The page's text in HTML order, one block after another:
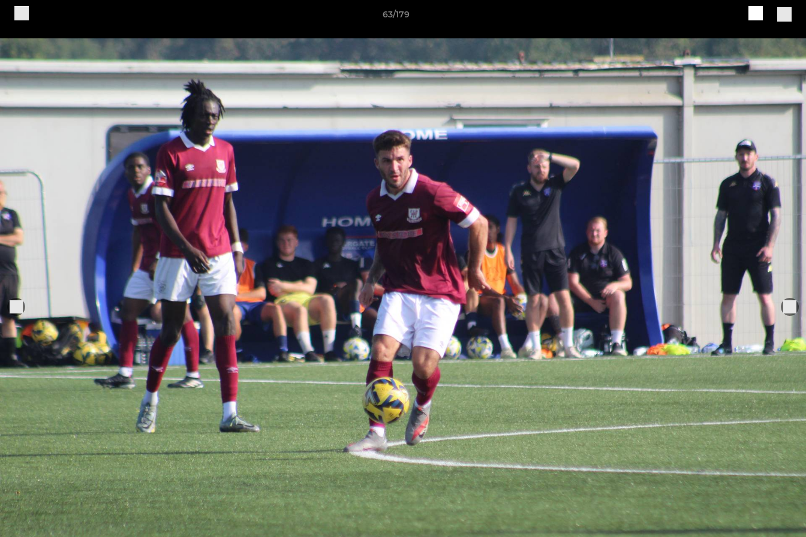
63/179